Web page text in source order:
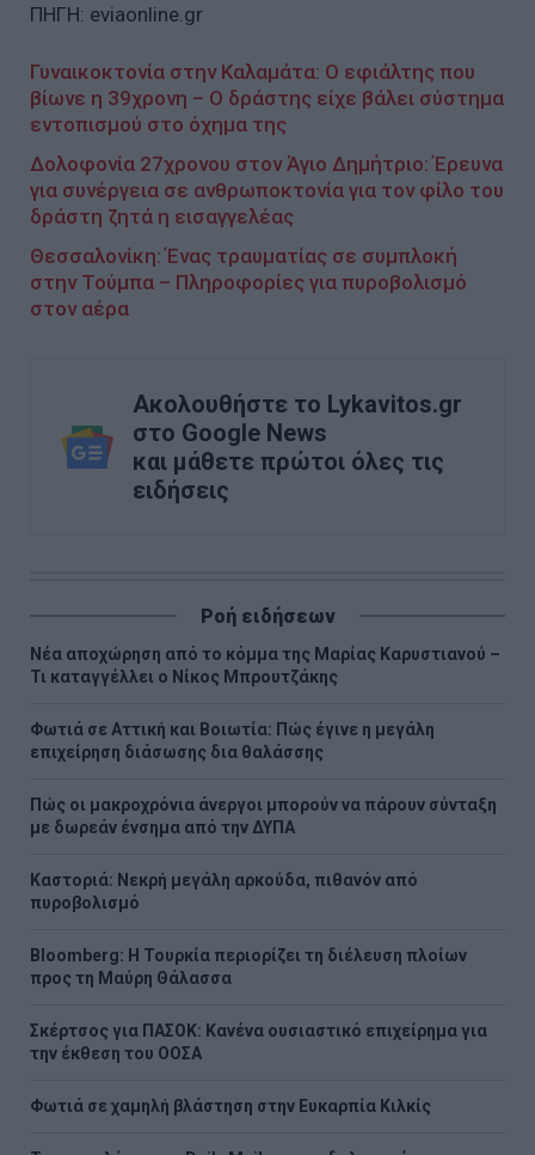
ΠΗΓΗ: eviaonline.gr
Γυναικοκτονία στην Καλαμάτα: Ο εφιάλτης που
βίωνε η 39χρονη – Ο δράστης είχε βάλει σύστημα
εντοπισμού στο όχημα της
Δολοφονία 27χρονου στον Άγιο Δημήτριο: Έρευνα
για συνέργεια σε ανθρωποκτονία για τον φίλο του
δράστη ζητά η εισαγγελέας
Θεσσαλονίκη: Ένας τραυματίας σε συμπλοκή
στην Τούμπα – Πληροφορίες για πυροβολισμό
στον αέρα
Ακολουθήστε το Lykavitos.gr
στο Google News
και μάθετε πρώτοι όλες τις
ειδήσεις
Ροή ειδήσεων
Νέα αποχώρηση από το κόμμα της Μαρίας Καρυστιανού –
Τι καταγγέλλει ο Νίκος Μπρουτζάκης
Φωτιά σε Αττική και Βοιωτία: Πώς έγινε η μεγάλη
επιχείρηση διάσωσης δια θαλάσσης
Πώς οι μακροχρόνια άνεργοι μπορούν να πάρουν σύνταξη
με δωρεάν ένσημα από την ΔΥΠΑ
Καστοριά: Νεκρή μεγάλη αρκούδα, πιθανόν από
πυροβολισμό
Bloomberg: Η Τουρκία περιορίζει τη διέλευση πλοίων
προς τη Μαύρη Θάλασσα
Σκέρτσος για ΠΑΣΟΚ: Κανένα ουσιαστικό επιχείρημα για
την έκθεση του ΟΟΣΑ
Φωτιά σε χαμηλή βλάστηση στην Ευκαρπία Κιλκίς